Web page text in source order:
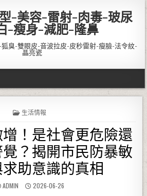
-美容-雷射-肉毒-玻尿
-瘦身-減肥-隆鼻
臭-雙眼皮-音波拉皮-皮秒雷射-瘦臉-法令紋-
晶亮瓷
POSTED IN
生活情報
！是社會更危險還
？揭開市民防暴敏
助意識的真相
AUTHOR:
ADMIN PUBLISHED DATE:
2026-06-26